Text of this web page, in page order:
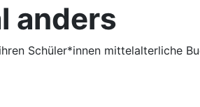
anders
Schüler*innen mittelalterliche